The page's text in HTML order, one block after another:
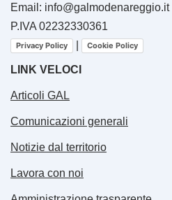
Email: info@galmodenareggio.it
P.IVA 02232330361
Privacy Policy Cookie Policy
LINK VELOCI
Articoli GAL
Comunicazioni generali
Notizie dal territorio
Lavora con noi